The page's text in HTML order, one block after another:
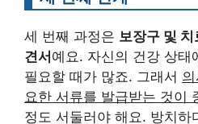
세 번째 과정은 보장구 및
견서 예요. 자신의 건강 상태
필요할 때가 많죠. 그래서
요한 서류를 발급받는 것이
정도 서둘러야 해요. 방치하